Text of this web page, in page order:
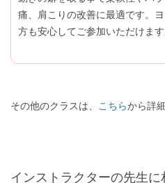
痛、肩こりの改善に最適です。
方も安心してご参加いただけます
その他のクラスは、 こちらから詳
インストラクターの先生に